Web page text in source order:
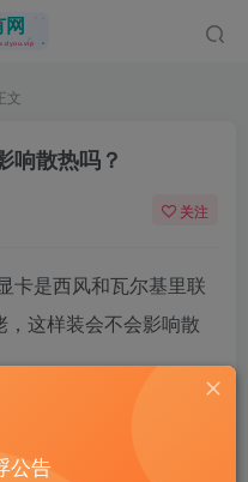
文
响散热吗？
关注
卡是西风和瓦尔基里联
这样装会不会影响散
公告